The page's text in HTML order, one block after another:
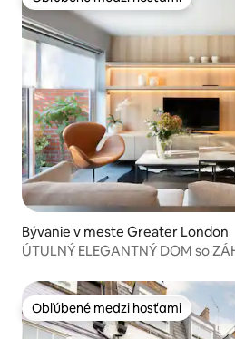
Obľúbené medzi hosťami
Bývanie v meste Greater London
ÚTULNÝ ELEGANTNÝ DOM so
Obľúbené medzi hosťami
Obľúbené medzi hosťami